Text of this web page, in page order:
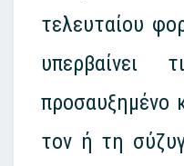
τελευταίου
υπερβαίνει
προσαυξημένο
τον ή τη